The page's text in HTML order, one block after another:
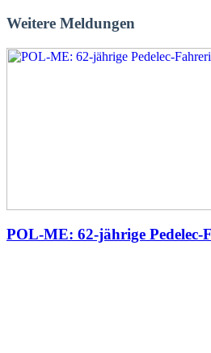
Weitere Meldungen
POL-ME: 62-jährige Pedelec-